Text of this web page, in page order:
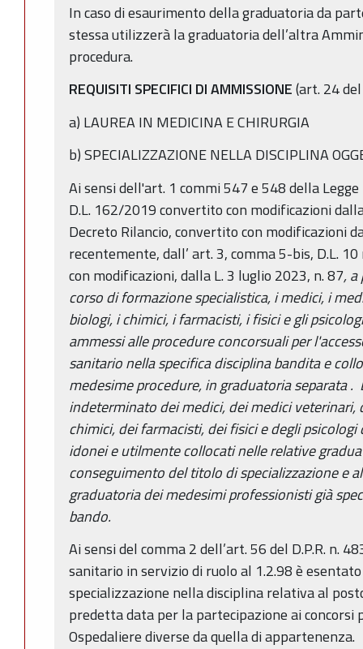
In caso di esaurimento della graduatoria da
stessa utilizzerà la graduatoria dell’altra
procedura.
REQUISITI SPECIFICI DI AMMISSIONE(art. 24
a) LAUREA IN MEDICINA E CHIRURGIA
b) SPECIALIZZAZIONE NELLA DISCIPLINA
Ai sensi dell'art. 1 commi 547 e 548 della
D.L. 162/2019 convertito con modificazioni
Decreto Rilancio, convertito con modificazioni
recentemente, dall’ art. 3, comma 5-bis, D.L.
con modificazioni, dalla L. 3 luglio 2023, n. 87, a
corso di formazione specialistica, i medici, i
biologi, i chimici, i farmacisti, i fisici e gli
ammessi alle procedure concorsuali per
sanitario nella specifica disciplina bandita e
medesime procedure, in graduatoria separata.
indeterminato dei medici, dei medici
chimici, dei farmacisti, dei fisici e degli
idonei e utilmente collocati nelle relative
conseguimento del titolo di specializzazione e
graduatoria dei medesimi professionisti già
bando.
Ai sensi del comma 2 dell’art. 56 del D.P.R. n.
sanitario in servizio di ruolo al 1.2.98 è
specializzazione nella disciplina relativa al
predetta data per la partecipazione ai concorsi
Ospedaliere diverse da quella di appartenenza.